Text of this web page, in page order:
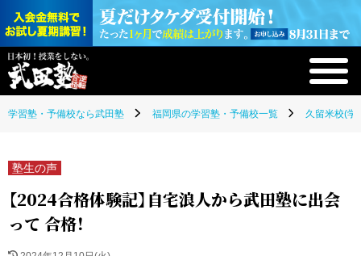
学習塾・予備校なら武田塾 福岡県の学習塾・予備校一覧 久留米校(学
塾生の声
【2024合格体験記】自宅浪人から武田塾に出会
って 合格！